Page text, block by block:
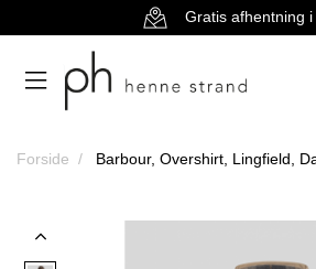
Gratis afhentning i
Forside Barbour, Overshirt, Lingfield,